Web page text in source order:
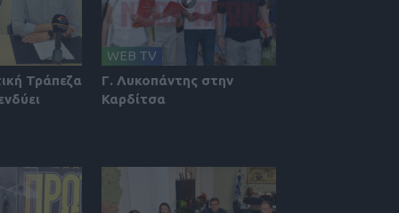
Τράπεζα
WEB TV
Γ. Λυκοπάντης στην
Καρδίτσα